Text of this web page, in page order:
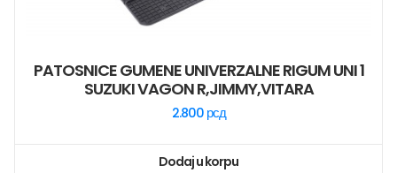
PATOSNICE GUMENE UNIVERZALNE RIGUM UNI 1
SUZUKI VAGON R,JIMMY,VITARA
2.800 рсд
Dodaj u korpu